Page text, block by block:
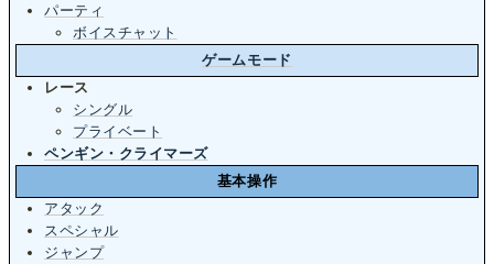
パーティ
ボイスチャット
ゲームモード
レース
シングル
プライベート
ペンギン・クライマーズ
基本操作
アタック
スペシャル
ジャンプ